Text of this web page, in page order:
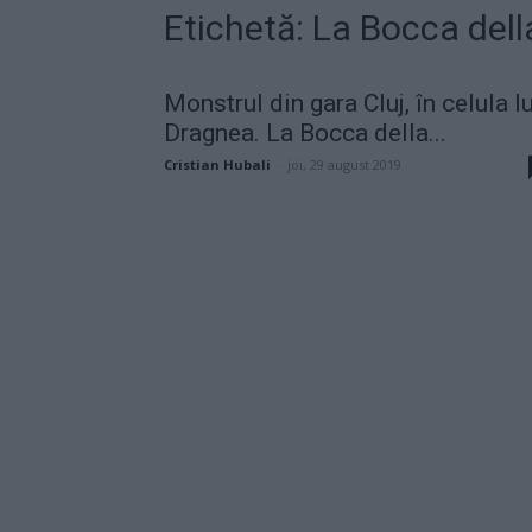
Etichetă: La Bocca
Monstrul din gara Cluj, în celula
Dragnea. La Bocca della...
Cristian Hubali joi, 29 august 2019